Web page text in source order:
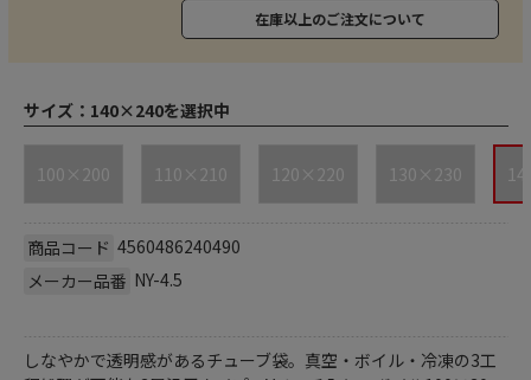
在庫以上のご注文について
サイズ： 140×240を選択中
100×200 110×210 120×220 130×230
商品コード 4560486240490
メーカー品番 NY-4.5
しなやかで透明感があるチューブ袋。真空・ボイル・冷凍の3工